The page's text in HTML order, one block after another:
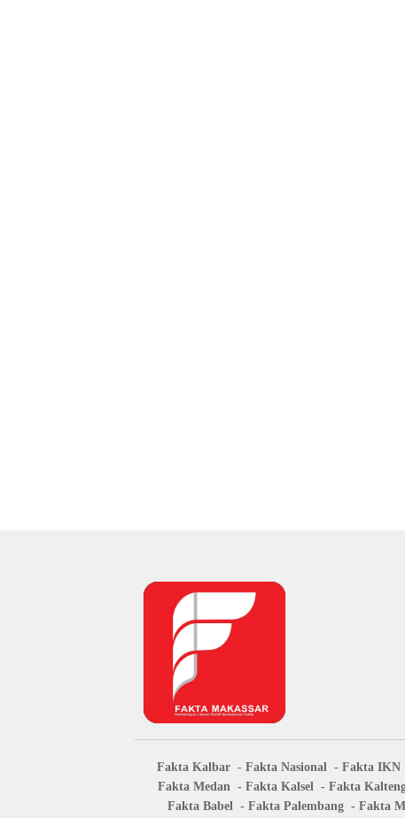
Fakta Kalbar Fakta Nasional Fakta IKN
Fakta Medan
Fakta Kalsel Fakta
Fakta Babel
Fakta Palembang Fakta